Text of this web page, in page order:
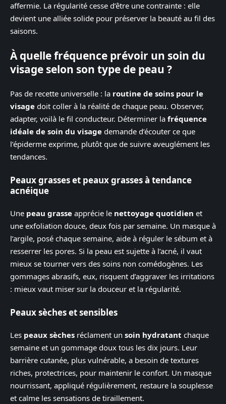
affermie. La régularité cesse d’être une contrainte : elle
devient une alliée solide pour préserver la beauté au fil des
saisons.
À quelle fréquence prévoir un soin du
visage selon son type de peau ?
Pas de recette universelle : la routine de soins pour le
visage doit coller à la réalité de chaque peau. Observer,
adapter, voilà le fil conducteur. Déterminer la fréquence
idéale de soin du visage demande d’écouter ce que
l’épiderme exprime, plutôt que de suivre aveuglément les
tendances.
Peaux grasses et peaux grasses à tendance
acnéique
Une peau grasse apprécie le nettoyage quotidien et
une exfoliation douce, deux fois par semaine. Un masque à
l’argile, posé chaque semaine, aide à réguler le sébum et à
resserrer les pores. Si la peau est sujette à l’acné, il vaut
mieux se tourner vers des soins non comédogènes. Les
gommages abrasifs, eux, risquent d’aggraver les irritations
: mieux vaut miser sur la douceur et la régularité.
Peaux sèches et sensibles
Les peaux sèches réclament un soin hydratant chaque
semaine et un gommage doux tous les dix jours. Leur
barrière cutanée, plus vulnérable, a besoin de textures
riches, protectrices, pour maintenir le confort. Un masque
nourrissant, appliqué régulièrement, restaure la souplesse
et calme les sensations de tiraillement.